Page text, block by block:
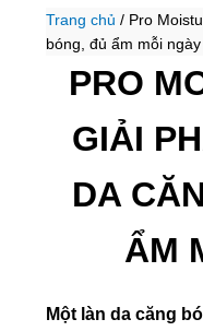
Trang chủ / Pro
bóng, đủ ẩm mỗi ngày
PRO
GIẢI
DA
ẨM
Một làn da căng